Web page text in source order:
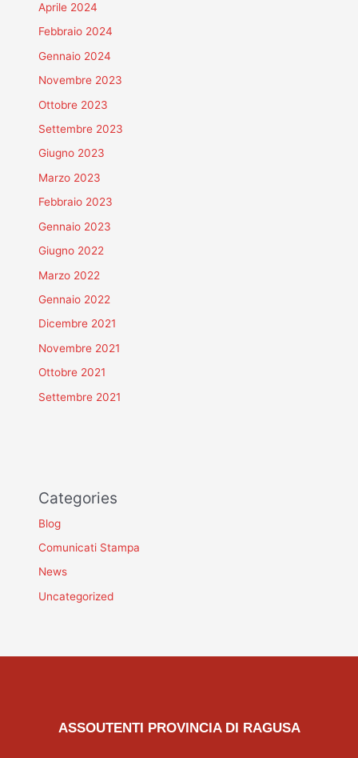
Aprile 2024
Febbraio 2024
Gennaio 2024
Novembre 2023
Ottobre 2023
Settembre 2023
Giugno 2023
Marzo 2023
Febbraio 2023
Gennaio 2023
Giugno 2022
Marzo 2022
Gennaio 2022
Dicembre 2021
Novembre 2021
Ottobre 2021
Settembre 2021
Categories
Blog
Comunicati Stampa
News
Uncategorized
ASSOUTENTI PROVINCIA DI RAGUSA